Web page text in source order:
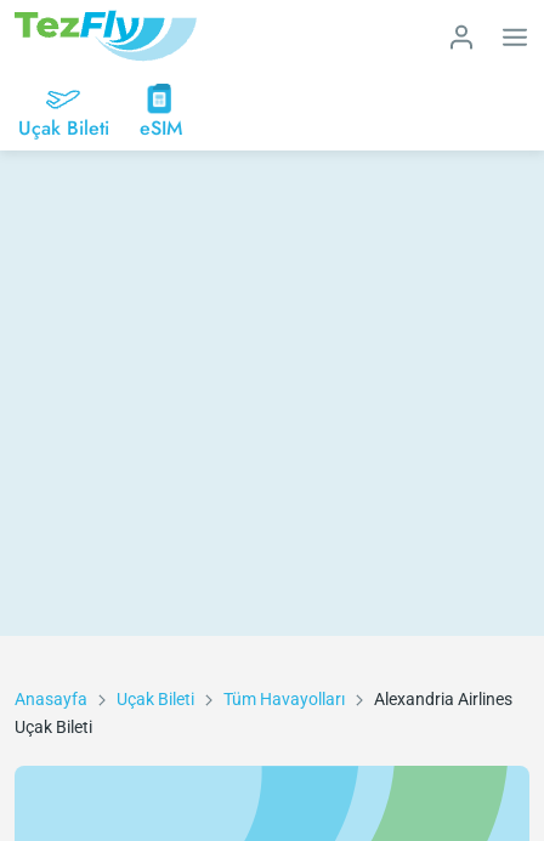
Uçak Bileti eSIM
Anasayfa Uçak Bileti Tüm Havayolları
Alexandria Airlines
Uçak Bileti